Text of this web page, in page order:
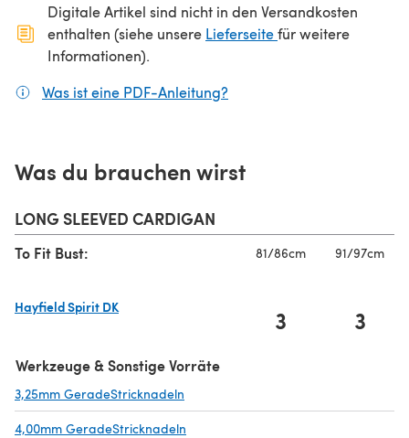
Digitale Artikel sind nicht in den Versandkosten
enthalten (siehe unsere Lieferseite(öffnet sich in
für weitere
Informationen).
Was ist eine PDF-Anleitung?
Was du brauchen wirst
LONG SLEEVED CARDIGAN
To Fit Bust: 81/86cm 91/97cm
Hayfield Spirit DK
3 3
Werkzeuge & Sonstige Vorräte
3,25mm GeradeStricknadeln
4,00mm GeradeStricknadeln